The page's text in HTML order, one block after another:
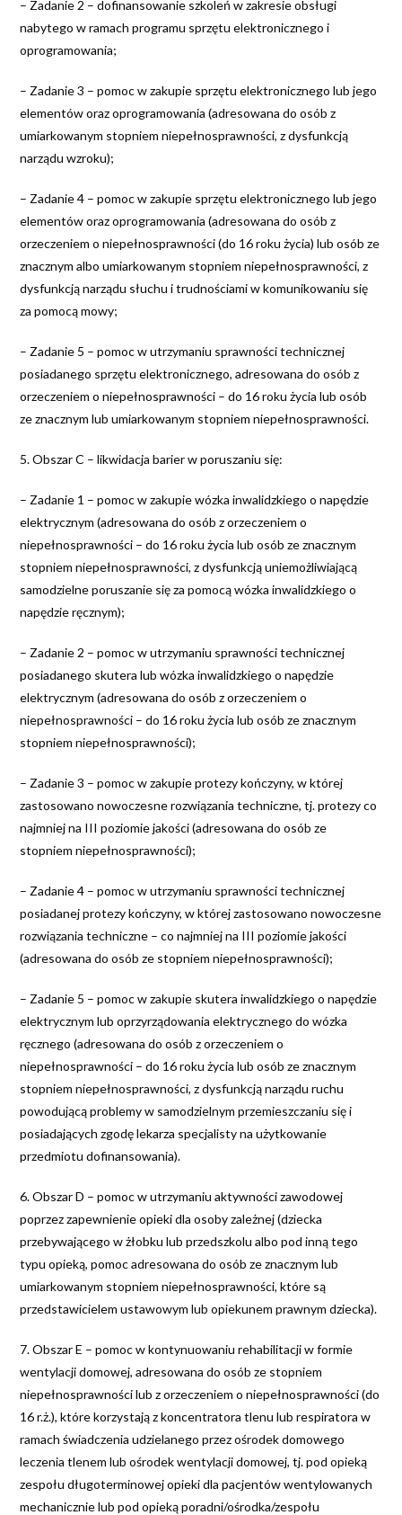
– Zadanie 2 – dofinansowanie szkoleń w zakresie obsługi
nabytego w ramach programu sprzętu elektronicznego i
oprogramowania;
– Zadanie 3 – pomoc w zakupie sprzętu elektronicznego lub jego
elementów oraz oprogramowania (adresowana do osób z
umiarkowanym stopniem niepełnosprawności, z dysfunkcją
narządu wzroku);
– Zadanie 4 – pomoc w zakupie sprzętu elektronicznego lub jego
elementów oraz oprogramowania (adresowana do osób z
orzeczeniem o niepełnosprawności (do 16 roku życia) lub osób ze
znacznym albo umiarkowanym stopniem niepełnosprawności, z
dysfunkcją narządu słuchu i trudnościami w komunikowaniu się
za pomocą mowy;
– Zadanie 5 – pomoc w utrzymaniu sprawności technicznej
posiadanego sprzętu elektronicznego, adresowana do osób z
orzeczeniem o niepełnosprawności – do 16 roku życia lub osób
ze znacznym lub umiarkowanym stopniem niepełnosprawności.
5. Obszar C – likwidacja barier w poruszaniu się:
– Zadanie 1 – pomoc w zakupie wózka inwalidzkiego o napędzie
elektrycznym (adresowana do osób z orzeczeniem o
niepełnosprawności – do 16 roku życia lub osób ze znacznym
stopniem niepełnosprawności, z dysfunkcją uniemożliwiającą
samodzielne poruszanie się za pomocą wózka inwalidzkiego o
napędzie ręcznym);
– Zadanie 2 – pomoc w utrzymaniu sprawności technicznej
posiadanego skutera lub wózka inwalidzkiego o napędzie
elektrycznym (adresowana do osób z orzeczeniem o
niepełnosprawności – do 16 roku życia lub osób ze znacznym
stopniem niepełnosprawności);
– Zadanie 3 – pomoc w zakupie protezy kończyny, w której
zastosowano nowoczesne rozwiązania techniczne, tj. protezy co
najmniej na III poziomie jakości (adresowana do osób ze
stopniem niepełnosprawności);
– Zadanie 4 – pomoc w utrzymaniu sprawności technicznej
posiadanej protezy kończyny, w której zastosowano nowoczesne
rozwiązania techniczne – co najmniej na III poziomie jakości
(adresowana do osób ze stopniem niepełnosprawności);
– Zadanie 5 – pomoc w zakupie skutera inwalidzkiego o napędzie
elektrycznym lub oprzyrządowania elektrycznego do wózka
ręcznego (adresowana do osób z orzeczeniem o
niepełnosprawności – do 16 roku życia lub osób ze znacznym
stopniem niepełnosprawności, z dysfunkcją narządu ruchu
powodującą problemy w samodzielnym przemieszczaniu się i
posiadających zgodę lekarza specjalisty na użytkowanie
przedmiotu dofinansowania).
6. Obszar D – pomoc w utrzymaniu aktywności zawodowej
poprzez zapewnienie opieki dla osoby zależnej (dziecka
przebywającego w żłobku lub przedszkolu albo pod inną tego
typu opieką, pomoc adresowana do osób ze znacznym lub
umiarkowanym stopniem niepełnosprawności, które są
przedstawicielem ustawowym lub opiekunem prawnym dziecka).
7. Obszar E – pomoc w kontynuowaniu rehabilitacji w formie
wentylacji domowej, adresowana do osób ze stopniem
niepełnosprawności lub z orzeczeniem o niepełnosprawności (do
16 r.ż.), które korzystają z koncentratora tlenu lub respiratora w
ramach świadczenia udzielanego przez ośrodek domowego
leczenia tlenem lub ośrodek wentylacji domowej, tj. pod opieką
zespołu długoterminowej opieki dla pacjentów wentylowanych
mechanicznie lub pod opieką poradni/ośrodka/zespołu